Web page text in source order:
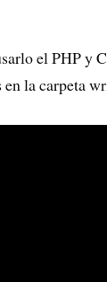
el PHP y
en la carpeta